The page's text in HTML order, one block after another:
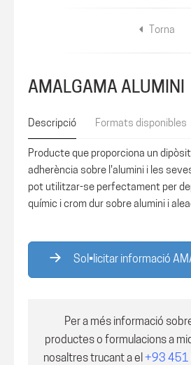
Torna
AMALGAMA ALUMINI
Descripció Formats disponibles
Producte que proporciona un
adherència sobre l'alumini i les
pot utilitzar-se perfectament per
químic i crom dur sobre alumini i
Sol•licitar informació
Per a més informació
productes o formulacions a
nosaltres trucant a el +93 451